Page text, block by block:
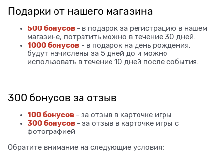
Подарки от нашего магазина
500 бонусов - в подарок за регистрацию в нашем
магазине, потратить можно в течение 30 дней.
1000 бонусов - в подарок на день рождения,
будут начислены за 5 дней до и можно
использовать в течение 10 дней после события.
300 бонусов за отзыв
100 бонусов - за отзыв в карточке игры
300 бонусов - за отзыв в карточке игры с
фотографией
Обратите внимание на следующие условия: